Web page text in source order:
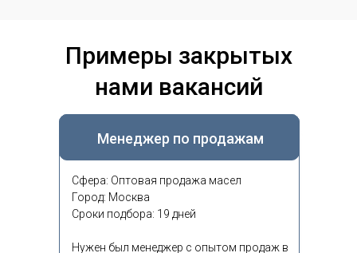
Примеры закрытых
нами вакансий
Менеджер по продажам
Сфера: Оптовая продажа масел
Город: Москва
Сроки подбора: 19 дней
Нужен был менеджер с опытом продаж в